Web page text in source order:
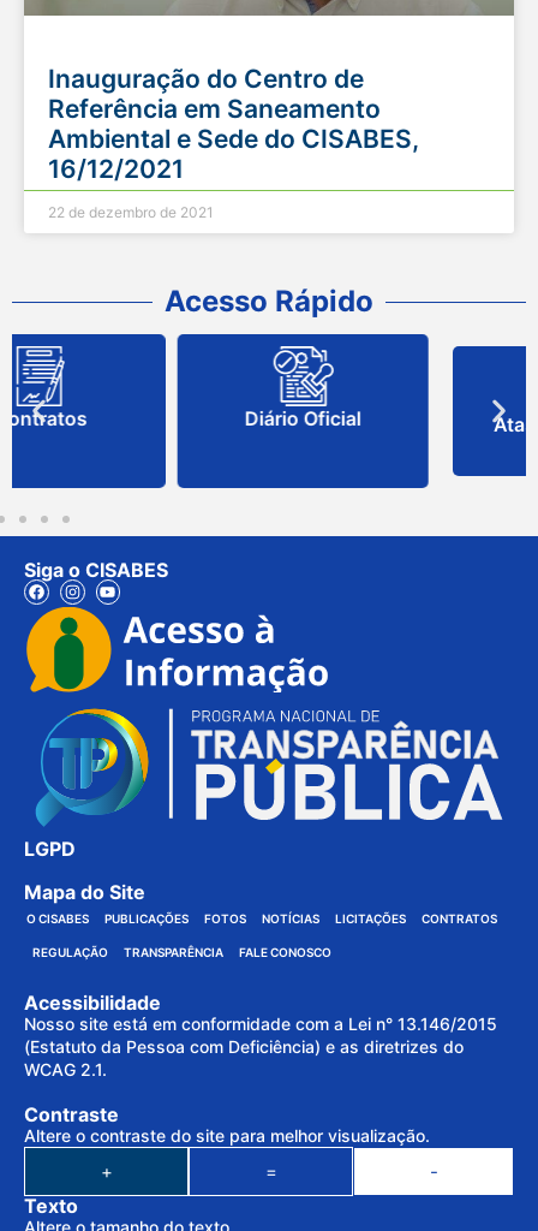
Inauguração do Centro de
Referência em Saneamento
Ambiental e Sede do CISABES,
16/12/2021
22 de dezembro de 2021
Acesso Rápido
Diário Oficial Atas Unificadas
Siga o CISABES
LGPD
Mapa do Site
O CISABES PUBLICAÇÕES FOTOS NOTÍCIAS LICITAÇÕES CONTRATOS
REGULAÇÃO TRANSPARÊNCIA FALE CONOSCO
Acessibilidade
Nosso site está em conformidade com a Lei n° 13.146/2015
(Estatuto da Pessoa com Deficiência) e as diretrizes do
WCAG 2.1.
Contraste
Altere o contraste do site para melhor visualização.
+ = -
Texto